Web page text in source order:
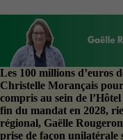
Les 100 millions d’euros
Christelle Morançais
compris au sein de
fin du mandat en 2028,
régional, Gaëlle
prise de façon unilatérale